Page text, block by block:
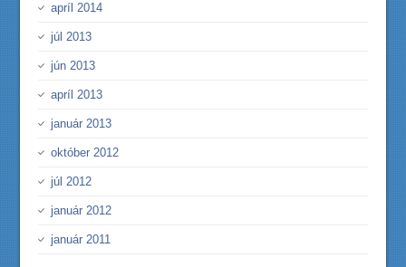
apríl 2014
júl 2013
jún 2013
apríl 2013
január 2013
október 2012
júl 2012
január 2012
január 2011